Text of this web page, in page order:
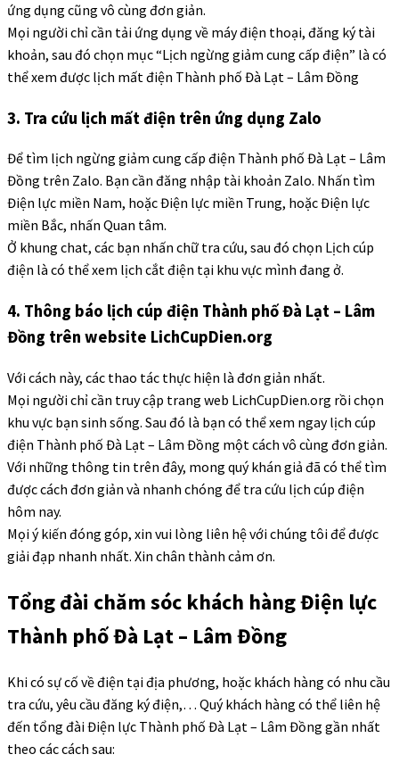
ứng dụng cũng vô cùng đơn giản.
Mọi người chỉ cần tải ứng dụng về máy điện thoại, đăng ký tài
khoản, sau đó chọn mục “Lịch ngừng giảm cung cấp điện” là có
thể xem được lịch mất điện Thành phố Đà Lạt – Lâm Đồng
3. Tra cứu lịch mất điện trên ứng dụng Zalo
Để tìm lịch ngừng giảm cung cấp điện Thành phố Đà Lạt – Lâm
Đồng trên Zalo. Bạn cần đăng nhập tài khoản Zalo. Nhấn tìm
Điện lực miền Nam, hoặc Điện lực miền Trung, hoặc Điện lực
miền Bắc, nhấn Quan tâm.
Ở khung chat, các bạn nhấn chữ tra cứu, sau đó chọn Lịch cúp
điện là có thể xem lịch cắt điện tại khu vực mình đang ở.
4. Thông báo lịch cúp điện Thành phố Đà Lạt – Lâm
Đồng trên website LichCupDien.org
Với cách này, các thao tác thực hiện là đơn giản nhất.
Mọi người chỉ cần truy cập trang web LichCupDien.org rồi chọn
khu vực bạn sinh sống. Sau đó là bạn có thể xem ngay lịch cúp
điện Thành phố Đà Lạt – Lâm Đồng một cách vô cùng đơn giản.
Với những thông tin trên đây, mong quý khán giả đã có thể tìm
được cách đơn giản và nhanh chóng để tra cứu lịch cúp điện
hôm nay.
Mọi ý kiến đóng góp, xin vui lòng liên hệ với chúng tôi để được
giải đạp nhanh nhất. Xin chân thành cảm ơn.
Tổng đài chăm sóc khách hàng Điện lực
Thành phố Đà Lạt – Lâm Đồng
Khi có sự cố về điện tại địa phương, hoặc khách hàng có nhu cầu
tra cứu, yêu cầu đăng ký điện,… Quý khách hàng có thể liên hệ
đến tổng đài Điện lực Thành phố Đà Lạt – Lâm Đồng gần nhất
theo các cách sau: